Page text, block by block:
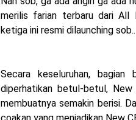
Penampakan tim
Honda Rilis
MotoGP Amerika
merilis farian terbaru dari All
ketiga ini resmi dilaunching sob..
Secara keseluruhan, bagian
diperhatikan betul-betul,
membuatnya semakin berisi.
coakan yang menjadikan New